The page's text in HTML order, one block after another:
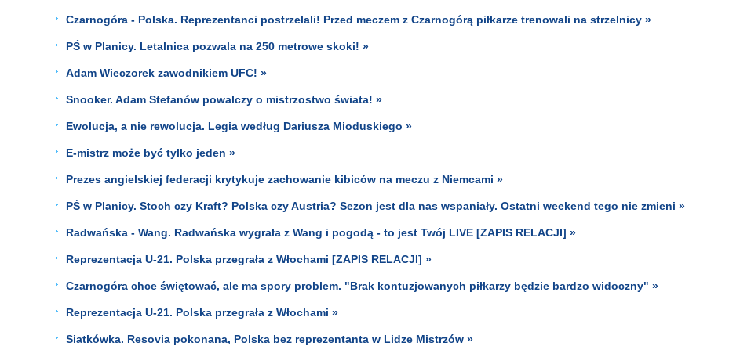
Czarnogóra - Polska. Reprezentanci postrzelali! Przed meczem z Czarnogórą piłkarze trenowali na strzelnicy »
PŚ w Planicy. Letalnica pozwala na 250 metrowe skoki! »
Adam Wieczorek zawodnikiem UFC! »
Snooker. Adam Stefanów powalczy o mistrzostwo świata! »
Ewolucja, a nie rewolucja. Legia według Dariusza Mioduskiego »
E-mistrz może być tylko jeden »
Prezes angielskiej federacji krytykuje zachowanie kibiców na meczu z Niemcami »
PŚ w Planicy. Stoch czy Kraft? Polska czy Austria? Sezon jest dla nas wspaniały. Ostatni weekend tego nie zmieni »
Radwańska - Wang. Radwańska wygrała z Wang i pogodą - to jest Twój LIVE [ZAPIS RELACJI] »
Reprezentacja U-21. Polska przegrała z Włochami [ZAPIS RELACJI] »
Czarnogóra chce świętować, ale ma spory problem. "Brak kontuzjowanych piłkarzy będzie bardzo widoczny" »
Reprezentacja U-21. Polska przegrała z Włochami »
Siatkówka. Resovia pokonana, Polska bez reprezentanta w Lidze Mistrzów »